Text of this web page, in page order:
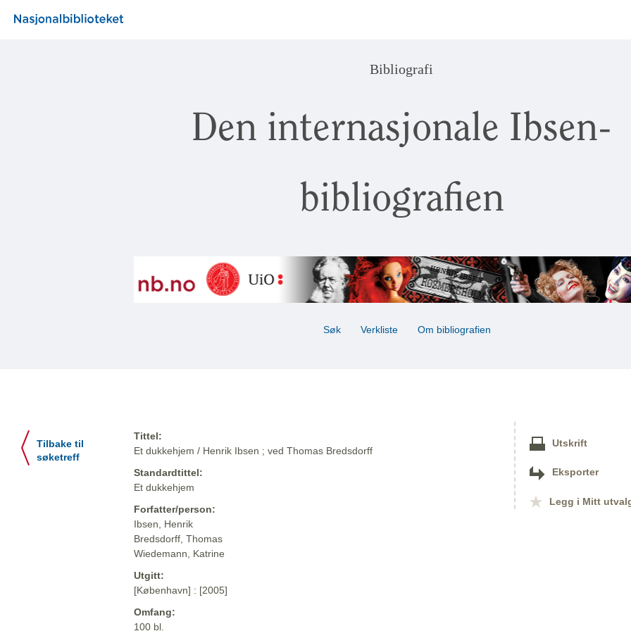
Bibliografi
Den internasjonale Ibsen-
bibliografien
Søk Verkliste Om bibliografien
Tilbake til
søketreff
Tittel:
Et dukkehjem / Henrik Ibsen ; ved Thomas Bredsdorff
Standardtittel:
Et dukkehjem
Forfatter/person:
Ibsen, Henrik
Bredsdorff, Thomas
Wiedemann, Katrine
Utgitt:
[København] : [2005]
Omfang:
100 bl.
Utskrift
Eksporter
Legg i Mitt